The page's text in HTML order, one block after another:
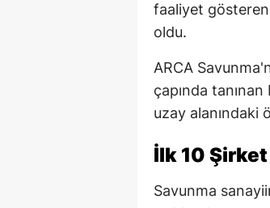
faaliyet
oldu.
ARCA
çapında
uzay alanındaki
İlk 10 Şirket
Savunma